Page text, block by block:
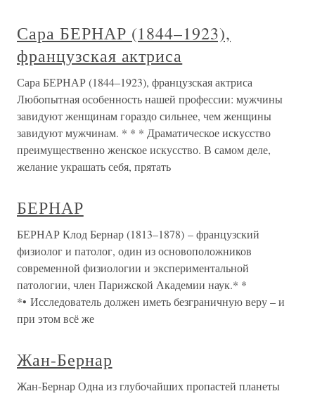
Сара БЕРНАР (1844–1923),
французская актриса
Сара БЕРНАР (1844–1923), французская актриса
Любопытная особенность нашей профессии: мужчины
завидуют женщинам гораздо сильнее, чем женщины
завидуют мужчинам. * * * Драматическое искусство
преимущественно женское искусство. В самом деле,
желание украшать себя, прятать
БЕРНАР
БЕРНАР Клод Бернар (1813–1878) – французский
физиолог и патолог, один из основоположников
современной физиологии и экспериментальной
патологии, член Парижской Академии наук.* *
*• Исследователь должен иметь безграничную веру – и
при этом всё же
Жан-Бернар
Жан-Бернар Одна из глубочайших пропастей планеты